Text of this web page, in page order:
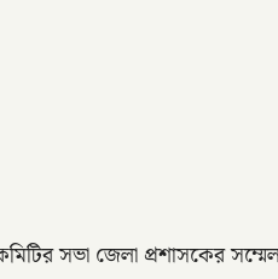
সভা জেলা প্রশাসকের